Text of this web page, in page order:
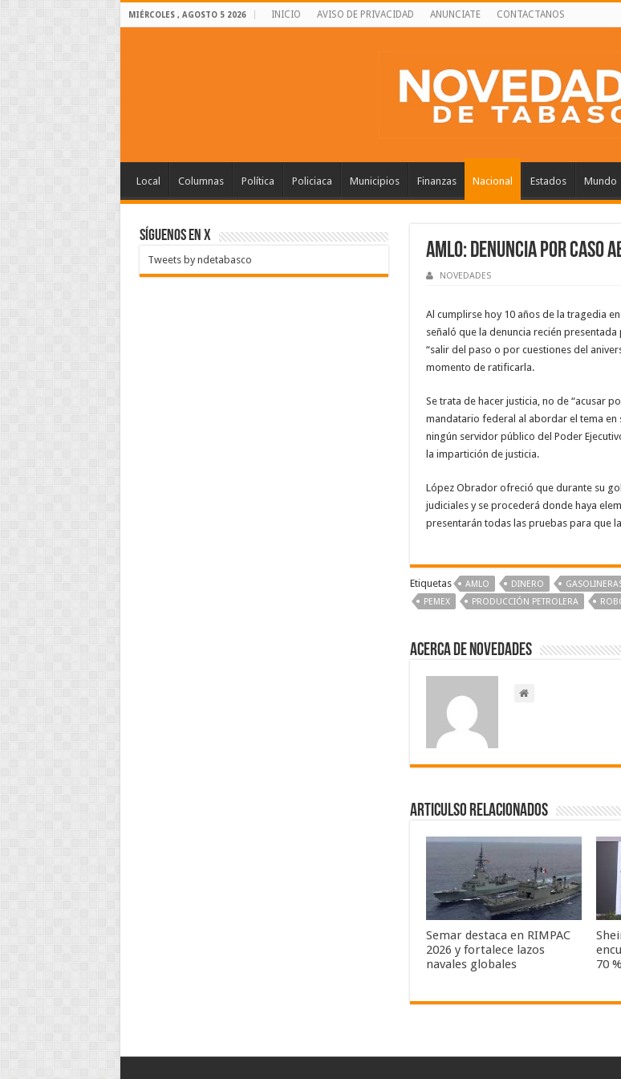
MIÉRCOLES , AGOSTO 5 2026 INICIO AVISO DE PRIVACIDAD ANUNCIATE CONTACTANOS
Local Columnas Política Policiaca Municipios Finanzas Nacional Estados Mundo
AMLO: Denuncia por caso
NOVEDADES
Al cumplirse hoy 10 años de la tragedia
señaló que la denuncia recién
“salir del paso o por cuestiones del
momento de ratificarla.
Se trata de hacer justicia, no de “acusar
mandatario federal al abordar el tema en
ningún servidor público del Poder
la impartición de justicia.
López Obrador ofreció que durante su
judiciales y se procederá donde haya
presentarán todas las pruebas para que
Etiquetas AMLO DINERO
PEMEX
PRODUCCIÓN PETROLERA
Acerca de NOVEDADES
Articulso Relacionados
Semar destaca en RIMPAC
2026 y fortalece lazos
navales globales
70
SÍGUENOS EN X
Tweets by ndetabasco